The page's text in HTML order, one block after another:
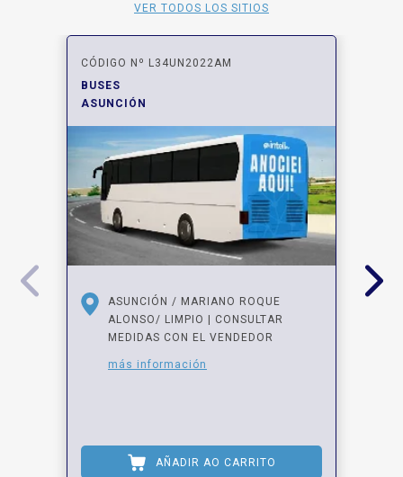
VER TODOS LOS SITIOS
CÓDIGO Nº L34UN2022AM
BUSES
ASUNCIÓN
ASUNCIÓN / MARIANO ROQUE
ALONSO/ LIMPIO | CONSULTAR
MEDIDAS CON EL VENDEDOR
más información
AÑADIR AO CARRITO